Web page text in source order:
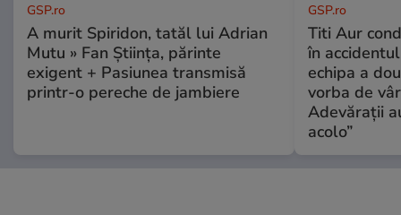
GSP.ro
A murit Spiridon, tatăl lui Adrian
Mutu » Fan Știința, părinte
exigent + Pasiunea transmisă
printr-o pereche de jambiere
GSP.ro
Titi Aur
în
echipa a
vorba de
Adevărații
acolo”